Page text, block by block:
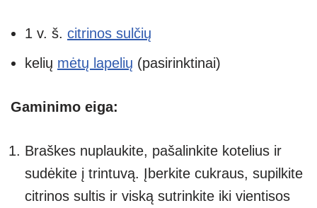
1 v. š. citrinos sulčių
kelių mėtų lapelių (pasirinktinai)
Gaminimo eiga:
Braškes nuplaukite, pašalinkite kotelius ir
sudėkite į trintuvą. Įberkite cukraus, supilkite
citrinos sultis ir viską sutrinkite iki vientisos